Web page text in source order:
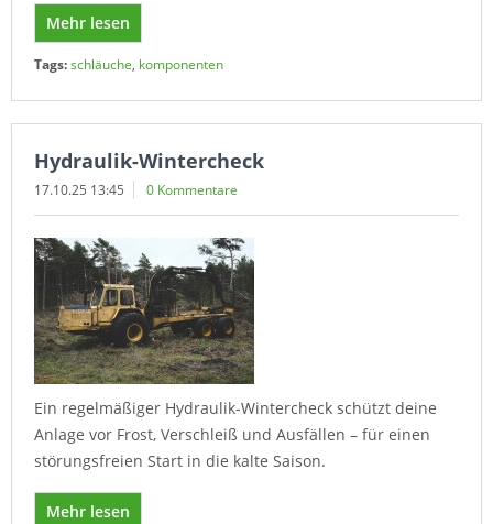
Mehr lesen
Tags:schläuche, komponenten
Hydraulik-Wintercheck
17.10.25 13:45 0 Kommentare
Ein regelmäßiger Hydraulik-Wintercheck schützt deine
Anlage vor Frost, Verschleiß und Ausfällen – für einen
störungsfreien Start in die kalte Saison.
Mehr lesen